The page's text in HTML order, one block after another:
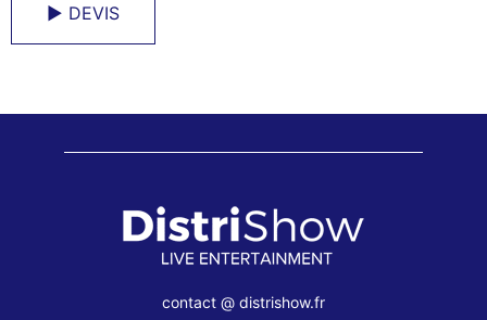
► DEVIS
contact @ distrishow.fr